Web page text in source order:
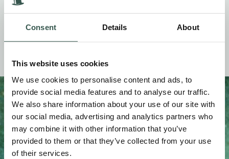
Consent Details About
This website uses cookies
We use cookies to personalise content and ads, to
provide social media features and to analyse our traffic.
We also share information about your use of our site with
our social media, advertising and analytics partners who
may combine it with other information that you’ve
provided to them or that they’ve collected from your use
of their services.
een zekerheid dat u bij ons in veilige en professionele
Gerelateerde berichten
23 juni, 2026
Nieuws